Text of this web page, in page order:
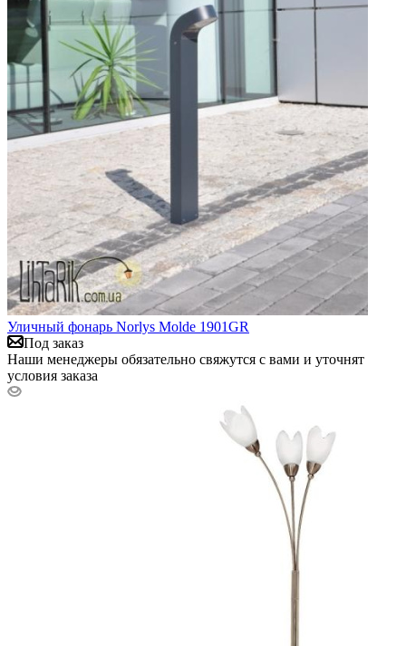
Уличный фонарь Norlys Molde 1901GR
Под заказ
Наши менеджеры обязательно свяжутся с вами и уточнят
условия заказа